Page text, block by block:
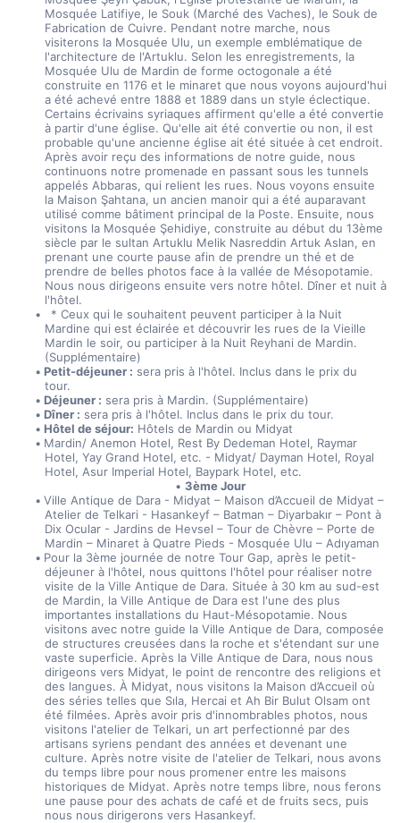
Mosquée Latifiye, le Souk (Marché des Vaches), le Souk de
Fabrication de Cuivre. Pendant notre marche, nous
visiterons la Mosquée Ulu, un exemple emblématique de
l'architecture de l'Artuklu. Selon les enregistrements, la
Mosquée Ulu de Mardin de forme octogonale a été
construite en 1176 et le minaret que nous voyons aujourd'hui
a été achevé entre 1888 et 1889 dans un style éclectique.
Certains écrivains syriaques affirment qu'elle a été convertie
à partir d'une église. Qu'elle ait été convertie ou non, il est
probable qu'une ancienne église ait été située à cet endroit.
Après avoir reçu des informations de notre guide, nous
continuons notre promenade en passant sous les tunnels
appelés Abbaras, qui relient les rues. Nous voyons ensuite
la Maison Şahtana, un ancien manoir qui a été auparavant
utilisé comme bâtiment principal de la Poste. Ensuite, nous
visitons la Mosquée Şehidiye, construite au début du 13ème
siècle par le sultan Artuklu Melik Nasreddin Artuk Aslan, en
prenant une courte pause afin de prendre un thé et de
prendre de belles photos face à la vallée de Mésopotamie.
Nous nous dirigeons ensuite vers notre hôtel. Dîner et nuit à
l'hôtel.
* Ceux qui le souhaitent peuvent participer à la Nuit
Mardine qui est éclairée et découvrir les rues de la Vieille
Mardin le soir, ou participer à la Nuit Reyhani de Mardin.
(Supplémentaire)
Petit-déjeuner : sera pris à l'hôtel. Inclus dans le prix du
tour.
Déjeuner : sera pris à Mardin. (Supplémentaire)
Dîner : sera pris à l'hôtel. Inclus dans le prix du tour.
Hôtel de séjour: Hôtels de Mardin ou Midyat
Mardin/ Anemon Hotel, Rest By Dedeman Hotel, Raymar
Hotel, Yay Grand Hotel, etc. - Midyat/ Dayman Hotel, Royal
Hotel, Asur Imperial Hotel, Baypark Hotel, etc.
3ème Jour
Ville Antique de Dara - Midyat – Maison d’Accueil de Midyat –
Atelier de Telkari - Hasankeyf – Batman – Diyarbakır – Pont à
Dix Ocular - Jardins de Hevsel – Tour de Chèvre – Porte de
Mardin – Minaret à Quatre Pieds - Mosquée Ulu – Adıyaman
Pour la 3ème journée de notre Tour Gap, après le petit-
déjeuner à l'hôtel, nous quittons l'hôtel pour réaliser notre
visite de la Ville Antique de Dara. Située à 30 km au sud-est
de Mardin, la Ville Antique de Dara est l'une des plus
importantes installations du Haut-Mésopotamie. Nous
visitons avec notre guide la Ville Antique de Dara, composée
de structures creusées dans la roche et s'étendant sur une
vaste superficie. Après la Ville Antique de Dara, nous nous
dirigeons vers Midyat, le point de rencontre des religions et
des langues. À Midyat, nous visitons la Maison d’Accueil où
des séries telles que Sıla, Hercai et Ah Bir Bulut Olsam ont
été filmées. Après avoir pris d'innombrables photos, nous
visitons l'atelier de Telkari, un art perfectionné par des
artisans syriens pendant des années et devenant une
culture. Après notre visite de l'atelier de Telkari, nous avons
du temps libre pour nous promener entre les maisons
historiques de Midyat. Après notre temps libre, nous ferons
une pause pour des achats de café et de fruits secs, puis
nous nous dirigerons vers Hasankeyf.